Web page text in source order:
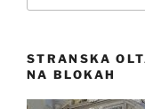
STRANSKA
NA BLOKAH